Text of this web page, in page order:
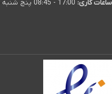
ساعات کاری: